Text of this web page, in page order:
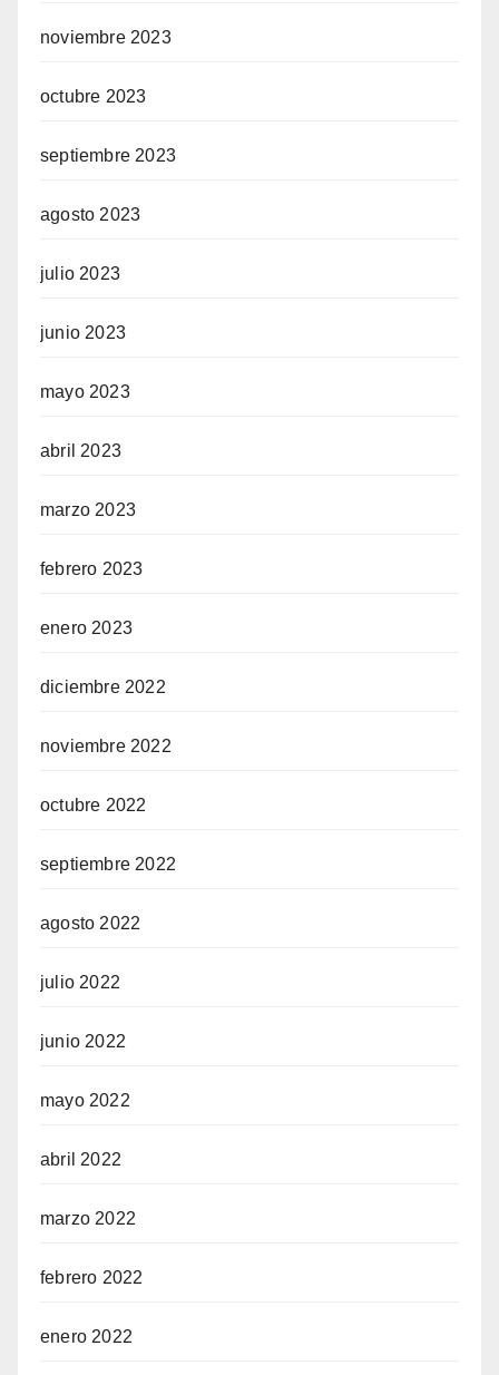
noviembre 2023
octubre 2023
septiembre 2023
agosto 2023
julio 2023
junio 2023
mayo 2023
abril 2023
marzo 2023
febrero 2023
enero 2023
diciembre 2022
noviembre 2022
octubre 2022
septiembre 2022
agosto 2022
julio 2022
junio 2022
mayo 2022
abril 2022
marzo 2022
febrero 2022
enero 2022